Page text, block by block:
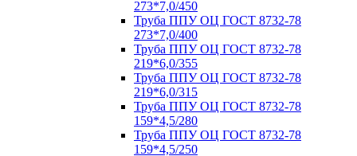
273*7,0/450
Труба ППУ ОЦ ГОСТ 8732-78
273*7,0/400
Труба ППУ ОЦ ГОСТ 8732-78
219*6,0/355
Труба ППУ ОЦ ГОСТ 8732-78
219*6,0/315
Труба ППУ ОЦ ГОСТ 8732-78
159*4,5/280
Труба ППУ ОЦ ГОСТ 8732-78
159*4,5/250